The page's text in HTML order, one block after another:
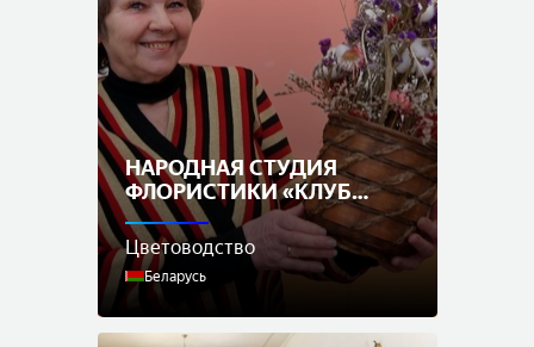
НАРОДНАЯ СТУДИЯ
ФЛОРИСТИКИ «КЛУБ
ЦВЕТОВОДОВ»
Цветоводство
Беларусь